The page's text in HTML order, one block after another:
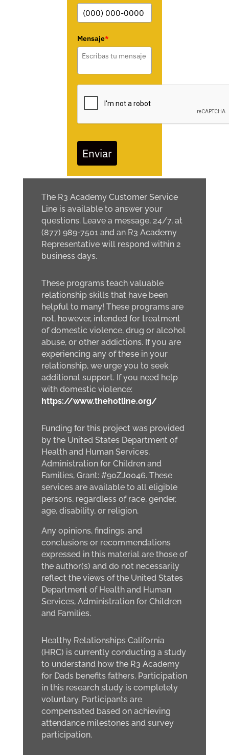
Mensaje*
Enviar
The R3 Academy Customer Service
Line is available to answer your
questions. Leave a message, 24/7, at
(877) 989-7501 and an R3 Academy
Representative will respond within 2
business days.
These programs teach valuable
relationship skills that have been
helpful to many! These programs are
not, however, intended for treatment
of domestic violence, drug or alcohol
abuse, or other addictions. If you are
experiencing any of these in your
relationship, we urge you to seek
additional support. If you need help
with domestic violence:
https://www.thehotline.org/
Funding for this project was provided
by the United States Department of
Health and Human Services,
Administration for Children and
Families, Grant: #90ZJ0046. These
services are available to all eligible
persons, regardless of race, gender,
age, disability, or religion.
Any opinions, findings, and
conclusions or recommendations
expressed in this material are those of
the author(s) and do not necessarily
reflect the views of the United States
Department of Health and Human
Services, Administration for Children
and Families.
Healthy Relationships California
(HRC) is currently conducting a study
to understand how the R3 Academy
for Dads benefits fathers. Participation
in this research study is completely
voluntary. Participants are
compensated based on achieving
attendance milestones and survey
participation.